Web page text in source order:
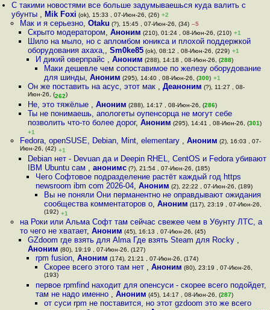
С такими новостями все больше задумываешься куда валить с
убунты , Mik Foxi (ok), 15:33 , 07-Июн-26, (26) +2
Мак и я серьезно, Otaku (?), 15:45 , 07-Июн-26, (34) –5
Скрыто модератором, Аноним (210), 01:24 , 08-Июн-26, (210) +1
Шило на мыло, но с апломбом юникса и плохой поддержкой
оборудования ахаха,, Sm0ke85(ok), 08:12 , 08-Июн-26, (229) +1
И дикий оверпрайс ,Аноним (288), 14:18 , 08-Июн-26, (288)
Маки дешевле чем сопоставимое по железу оборудование
для шинды, Аноним (295), 14:40 , 08-Июн-26, (300) +1
Он же поставить на асус, этот мак , Деаноним (?), 11:27 , 08-
Июн-26, (262)
Не, это тяжёлые , Аноним (288), 14:17 , 08-Июн-26, (286)
Ты не понимаешь, апологеты оупенсорца не могут себе
позволить что-то более дорог, Аноним (295), 14:41 , 08-Июн-26, (301)
+1
Fedora, openSUSE, Debian, Mint, elementary , Аноним (2), 16:03 , 07-
Июн-26, (42) +1
Debian нет - Devuan да и Deepin RHEL, CentOS и Fedora убивают
IBM Ubuntu сам , анонимс(?), 21:54 , 07-Июн-26, (185)
Чего Софтовое подразделение растёт каждый год https
newsroom ibm com 2026-04,Аноним (2), 22:22 , 07-Июн-26, (189)
Вы не поняли Они перманентно не оправдывают ожидания
сообщества комментаторов о, Аноним (117), 23:19 , 07-Июн-26,
(192) +1
на Роки или Альма Софт там сейчас свежее чем в Убунту ЛТС, а
то чего не хватает, Аноним (45), 16:13 , 07-Июн-26, (45)
GZdoom где взять для Alma Где взять Steam для Rocky ,
Аноним (80), 19:19 , 07-Июн-26, (127)
rpm fusion,Аноним (174), 21:21 , 07-Июн-26, (174)
Скорее всего этого там нет , Аноним (80), 23:19 , 07-Июн-26,
(193)
первое rpmfind находит для опенсуси - скорее всего подойдет,
там не надо именно ,Аноним (45), 14:17 , 08-Июн-26, (287)
от суси rpm не поставится, но этот gzdoom это же всего